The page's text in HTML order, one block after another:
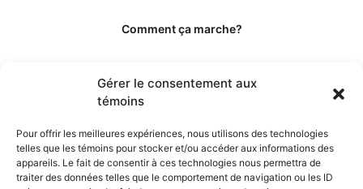
Gérer le consentement aux
témoins
Pour offrir les meilleures expériences, nous utilisons des technologies
telles que les témoins pour stocker et/ou accéder aux informations des
appareils. Le fait de consentir à ces technologies nous permettra de
traiter des données telles que le comportement de navigation ou les ID
Comment ça marche?
Les éditeurs